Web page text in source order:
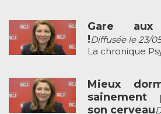
Gare aux
!Diffusée le 23/
La chronique
Mieux
sainement
son cerveau